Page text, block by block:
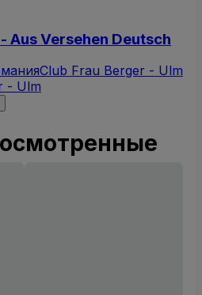
Aus Versehen Deutsch
Club Frau Berger - Ulm
- Ulm